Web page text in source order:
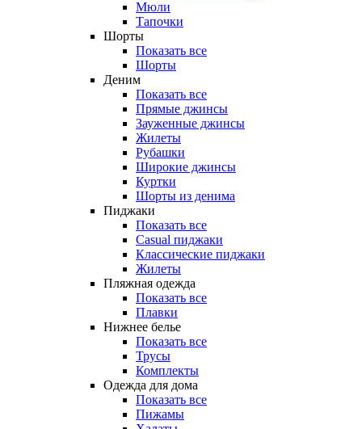
Мюли
Тапочки
Шорты
Показать все
Шорты
Деним
Показать все
Прямые джинсы
Зауженные джинсы
Жилеты
Рубашки
Широкие джинсы
Куртки
Шорты из денима
Пиджаки
Показать все
Casual пиджаки
Классические пиджаки
Жилеты
Пляжная одежда
Показать все
Плавки
Нижнее белье
Показать все
Трусы
Комплекты
Одежда для дома
Показать все
Пижамы